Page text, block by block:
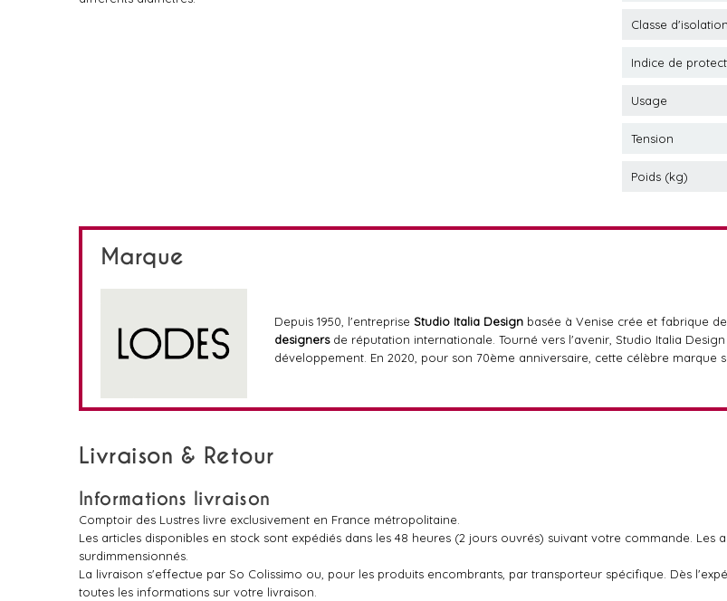
Classe
Indice de
Usage
Tension
Poids (kg)
Marque
Depuis 1950, l'entreprise Studio Italia Design basée à Venise crée et fabrique
designersde réputation internationale. Tourné vers l'avenir, Studio Italia
développement. En 2020, pour son 70ème anniversaire, cette célèbre marque
Livraison & Retour
Informations livraison
Comptoir des Lustres livre exclusivement en France métropolitaine.
Les articles disponibles en stock sont expédiés dans les 48 heures (2 jours ouvrés) suivant votre commande.
surdimmensionnés.
La livraison s'effectue par So Colissimo ou, pour les produits encombrants, par transporteur spécifique. Dès
toutes les informations sur votre livraison.